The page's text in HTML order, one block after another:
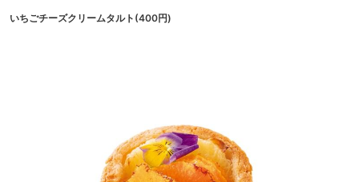
いちごチーズクリームタルト(400円)